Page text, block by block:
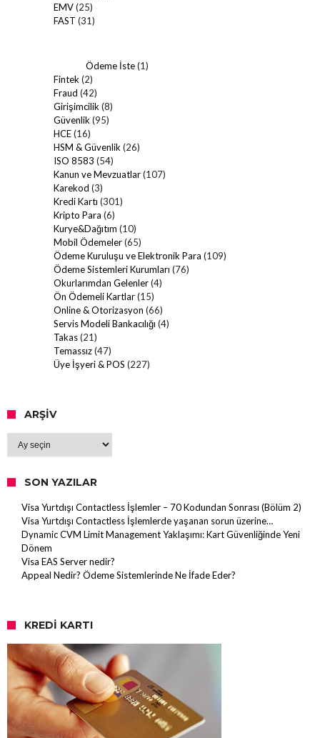
EMV(25)
FAST (31)
Ödeme İste(1)
Fintek (2)
Fraud (42)
Girişimcilik (8)
Güvenlik (95)
HCE(16)
HSM & Güvenlik (26)
ISO 8583 (54)
Kanun ve Mevzuatlar(107)
Karekod (3)
Kredi Kartı (301)
Kripto Para (6)
Kurye&Dağıtım (10)
Mobil Ödemeler(65)
Ödeme Kuruluşu ve Elektronik Para (109)
Ödeme Sistemleri Kurumları (76)
Okurlarımdan Gelenler(4)
Ön Ödemeli Kartlar(15)
Online & Otorizasyon (66)
Servis Modeli Bankacılığı (4)
Takas(21)
Temassız(47)
Üye İşyeri & POS (227)
ARŞIV
SON YAZILAR
Visa Yurtdışı Contactless İşlemler – 70 Kodundan Sonrası (Bölüm 2)
Visa Yurtdışı Contactless İşlemlerde yaşanan sorun üzerine…
Dynamic CVM Limit Management Yaklaşımı: Kart Güvenliğinde Yeni
Dönem
Visa EAS Server nedir?
Appeal Nedir? Ödeme Sistemlerinde Ne İfade Eder?
KREDI KARTI